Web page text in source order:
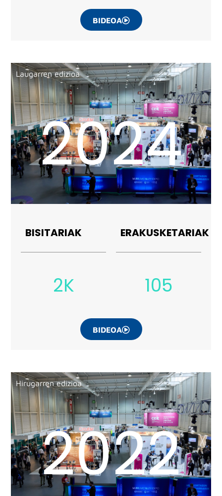
BIDEOA
Laugarren edizioa
2024
BISITARIAK
2K
ERAKUSKETARIAK
105
BIDEOA
Hirugarren edizioa
2022